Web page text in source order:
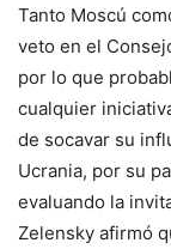
Tanto Moscú
veto en el
por lo que
cualquier
de socavar su
Ucrania, por su
evaluando la
Zelensky afirmó